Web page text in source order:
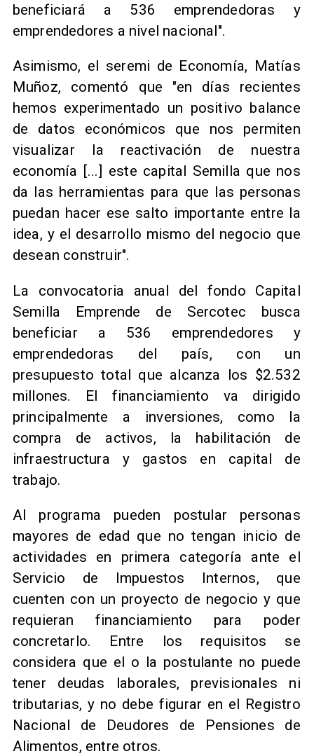
beneficiará a 536 emprendedoras y
emprendedores a nivel nacional".
​Asimismo, el seremi de Economía, Matías
Muñoz, comentó que "en días recientes
hemos experimentado un positivo balance
de datos económicos que nos permiten
visualizar la reactivación de nuestra
economía [...] este capital Semilla que nos
da las herramientas para que las personas
puedan hacer ese salto importante entre la
idea, y el desarrollo mismo del negocio que
desean construir".
​La convocatoria anual del fondo Capital
Semilla Emprende de Sercotec busca
beneficiar a 536 emprendedores y
emprendedoras del país, con un
presupuesto total que alcanza los $2.532
millones. El financiamiento va dirigido
principalmente a inversiones, como la
compra de activos, la habilitación de
infraestructura y gastos en capital de
trabajo.
Al programa pueden postular personas
mayores de edad que no tengan inicio de
actividades en primera categoría ante el
Servicio de Impuestos Internos, que
cuenten con un proyecto de negocio y que
requieran financiamiento para poder
concretarlo. Entre los requisitos se
considera que el o la postulante no puede
tener deudas laborales, previsionales ni
tributarias, y no debe figurar en el Registro
Nacional de Deudores de Pensiones de
Alimentos, entre otros.